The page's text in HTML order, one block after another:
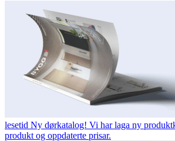
lesetid Ny dørkatalog! Vi har laga ny
produkt og oppdaterte prisar.